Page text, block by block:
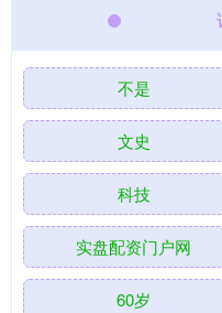
不是
文史
科技
实盘配资门户网
60岁